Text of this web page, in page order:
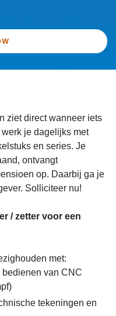
ziet direct wanneer iets
je dagelijks met
en series. Je
ontvangt
op. Daarbij ga je
Solliciteer nu!
/ zetter voor een
met:
bedienen van CNC
tekeningen en